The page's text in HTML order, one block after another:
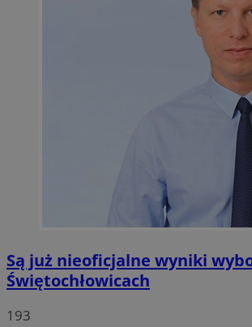
Są już nieoficjalne wyniki
Świętochłowicach
193